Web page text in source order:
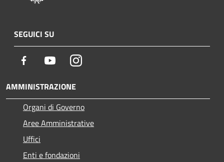
SEGUICI SU
Facebook YoutubeInstagram
AMMINISTRAZIONE
Organi di Governo
Aree Amministrative
Uffici
Enti e fondazioni